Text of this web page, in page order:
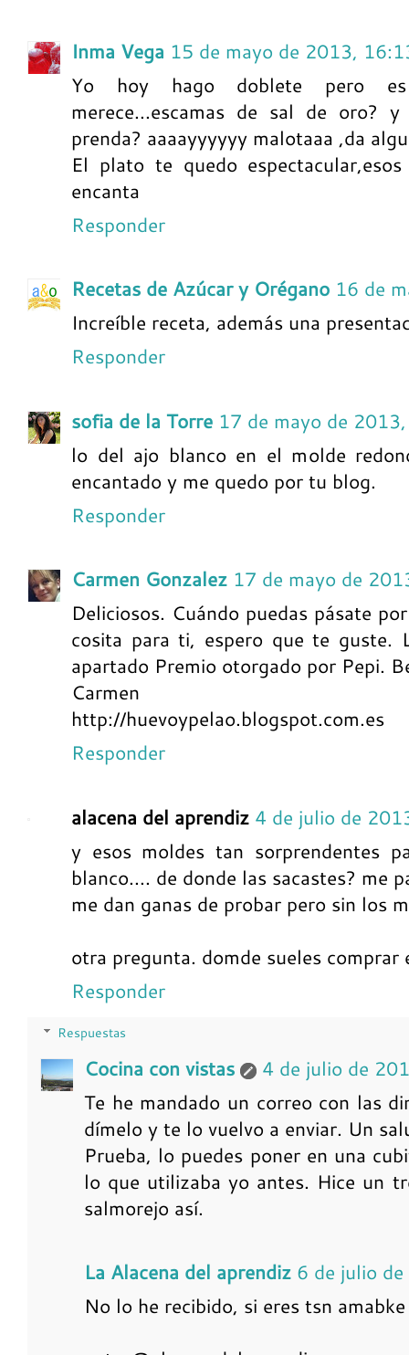
Inma Vega 15 de mayo de 2013,
Yo hoy hago doblete pero
merece...escamas de sal de oro?
prenda? aaaayyyyyy malotaaa ,da
El plato te quedo
encanta
Responder
Recetas de Azúcar y Orégano 16 de
Increíble receta, además una
Responder
sofia de la Torre 17 de mayo de
lo del ajo blanco en el molde
encantado y me quedo por tu blog.
Responder
Carmen Gonzalez 17 de mayo de
Deliciosos. Cuándo puedas pásate
cosita para ti, espero que te guste.
apartado Premio otorgado por Pepi.
Carmen
http://huevoypelao.blogspot.com.es
Responder
alacena del aprendiz 4 de julio de
y esos moldes tan sorprendentes
blanco.... de donde las sacastes? me
me dan ganas de probar pero sin los
otra pregunta. domde sueles comprar
Responder
Respuestas
Cocina con vistas
4 de julio de
Te he mandado un correo con las
dímelo y te lo vuelvo a enviar. Un
Prueba, lo puedes poner en una
lo que utilizaba yo antes. Hice un
salmorejo así.
La Alacena del aprendiz 6 de julio
No lo he recibido, si eres tsn